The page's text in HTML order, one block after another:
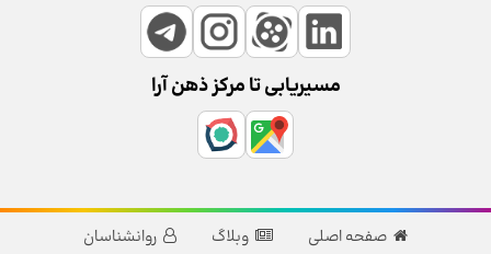
مسیریابی تا مرکز ذهن آرا
صفحه اصلی وبلاگ
روانشناسان